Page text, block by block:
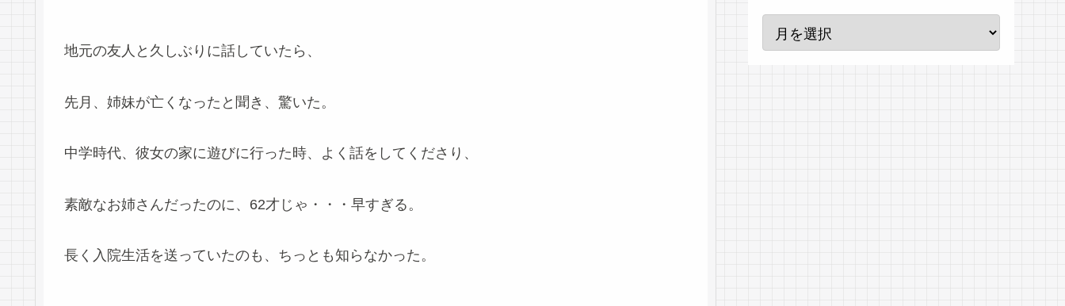
地元の友人と久しぶりに話していたら、
先月、姉妹が亡くなったと聞き、驚いた。
中学時代、彼女の家に遊びに行った時、よく話をしてくださり、
素敵なお姉さんだったのに、62才じゃ・・・早すぎる。
長く入院生活を送っていたのも、ちっとも知らなかった。